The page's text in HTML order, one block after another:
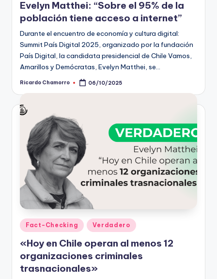
Evelyn Matthei: “Sobre el 95% de la
población tiene acceso a internet”
Durante el encuentro de economía y cultura digital:
Summit País Digital 2025, organizado por la fundación
País Digital, la candidata presidencial de Chile Vamos,
Amarillos y Demócratas, Evelyn Matthei, se…
Publicado
Ricardo Chamorro 06/10/2025
Publicado
en
Fact-Checking Verdadero
«Hoy en Chile operan al menos 12
organizaciones criminales
trasnacionales»